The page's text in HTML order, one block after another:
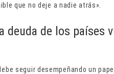
que no deje a nadie atrás».
deuda de los países
seguir desempeñando un